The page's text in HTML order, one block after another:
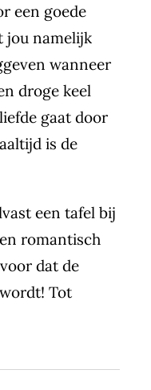
een goede
jou namelijk
wanneer
droge keel
gaat door
is de
een tafel bij
romantisch
dat de
Tot